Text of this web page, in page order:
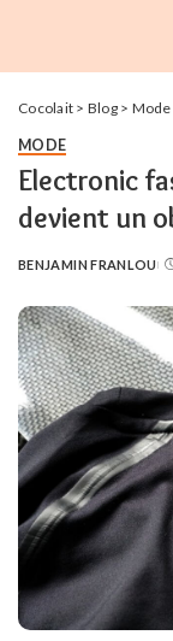
Cocolait > Blog> Mode
MODE
Electronic
devient un
POSTED
BENJAMIN FRANLOU